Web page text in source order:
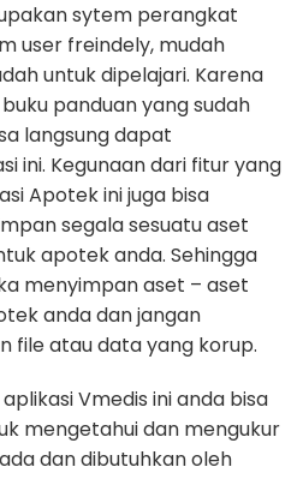
sytem perangkat
user freindely, mudah
untuk dipelajari. Karena
panduan yang sudah
langsung dapat
ini. Kegunaan dari fitur yang
Apotek ini juga bisa
segala sesuatu aset
apotek anda. Sehingga
menyimpan aset – aset
anda dan jangan
file atau data yang korup.
Vmedis ini anda bisa
mengetahui dan mengukur
dan dibutuhkan oleh